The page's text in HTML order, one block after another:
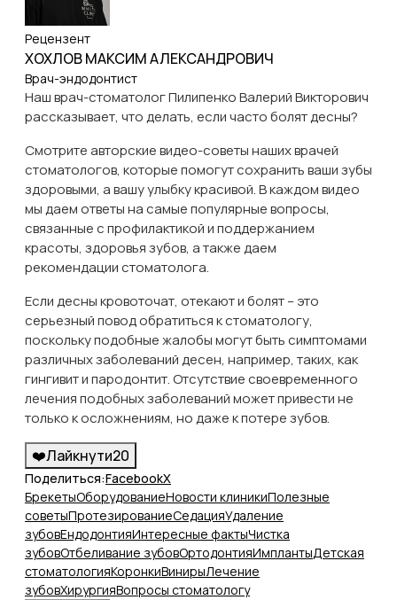
Рецензент
ХОХЛОВ МАКСИМ АЛЕКСАНДРОВИЧ
Врач-эндодонтист
Наш врач-стоматолог Пилипенко Валерий Викторович
рассказывает, что делать, если часто болят десны?
Смотрите авторские видео-советы наших врачей
стоматологов, которые помогут сохранить ваши зубы
здоровыми, а вашу улыбку красивой. В каждом видео
мы даем ответы на самые популярные вопросы,
связанные с профилактикой и поддержанием
красоты, здоровья зубов, а также даем
рекомендации стоматолога.
Если десны кровоточат, отекают и болят – это
серьезный повод обратиться к стоматологу,
поскольку подобные жалобы могут быть симптомами
различных заболеваний десен, например, таких, как
гингивит и пародонтит. Отсутствие своевременного
лечения подобных заболеваний может привести не
только к осложнениям, но даже к потере зубов.
❤️Лайкнути20
Поделиться:FacebookX
БрекетыОборудованиеНовости клиникиПолезные
советыПротезированиеСедацияУдаление
зубовЕндодонтияИнтересные фактыЧистка
зубовОтбеливание зубовОртодонтияИмплантыДетская
стоматологияКоронкиВинирыЛечение
зубовХирургияВопросы стоматологу